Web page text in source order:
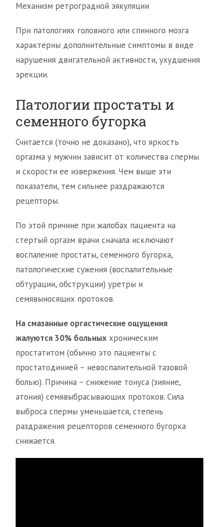
Механизм ретроградной эякуляции
При патологиях головного или спинного мозга
характерны дополнительные симптомы в виде
нарушения двигательной активности, ухудшения
эрекции.
Патологии простаты и
семенного бугорка
Считается (точно не доказано), что яркость
оргазма у мужчин зависит от количества спермы
и скорости ее извержения. Чем выше эти
показатели, тем сильнее раздражаются
рецепторы.
По этой причине при жалобах пациента на
стертый оргазм врачи сначала исключают
воспаление простаты, семенного бугорка,
патологические сужения (воспалительные
обтурации, обструкции) уретры и
семявыносящих протоков.
На смазанные оргастические ощущения
жалуются 30% больных хроническим
простатитом (обычно это пациенты с
простатодинией – невоспалительной тазовой
болью). Причина − снижение тонуса (зияние,
атония) семявыбрасывающих протоков. Сила
выброса спермы уменьшается, степень
раздражения рецепторов семенного бугорка
снижается.